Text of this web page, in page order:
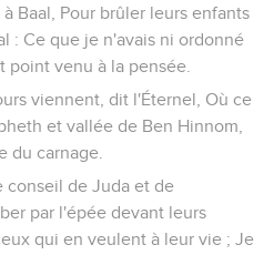
Baal, Pour brûler leurs enfants
: Ce que je n'avais ni ordonné
point venu à la pensée.
viennent, dit l'Éternel, Où ce
et vallée de Ben Hinnom,
du carnage.
conseil de Juda et de
par l'épée devant leurs
qui en veulent à leur vie ; Je